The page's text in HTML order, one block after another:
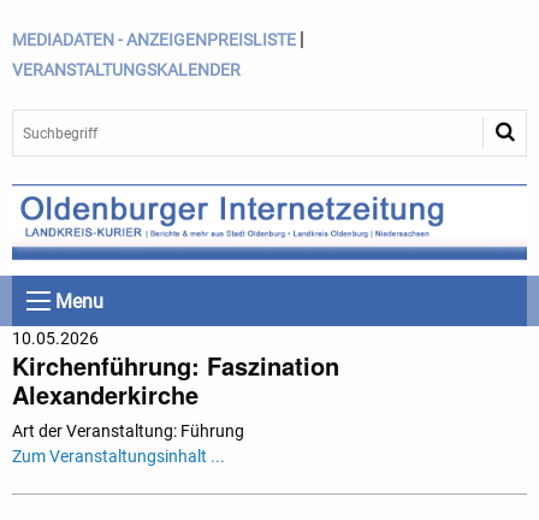
MEDIADATEN - ANZEIGENPREISLISTE |
VERANSTALTUNGSKALENDER
Menu
10.05.2026
Kirchenführung: Faszination
Alexanderkirche
Art der Veranstaltung: Führung
Zum Veranstaltungsinhalt ...